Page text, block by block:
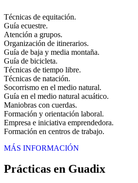
Técnicas de equitación.
Guía ecuestre.
Atención a grupos.
Organización de itinerarios.
Guía de baja y media montaña.
Guía de bicicleta.
Técnicas de tiempo libre.
Técnicas de natación.
Socorrismo en el medio natural.
Guía en el medio natural acuático.
Maniobras con cuerdas.
Formación y orientación laboral.
Empresa e iniciativa emprendedora.
Formación en centros de trabajo.
MÁS INFORMACIÓN
Prácticas en Guadix